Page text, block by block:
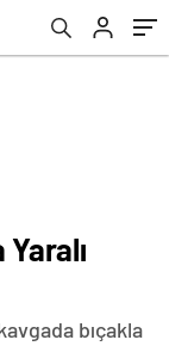
bıçakla